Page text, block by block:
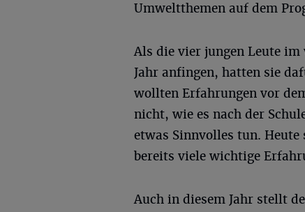
Umweltthemen auf dem
Als die vier jungen Leute
Jahr anfingen, hatten sie
wollten Erfahrungen vor
nicht, wie es nach der
etwas Sinnvolles tun. Heute
bereits viele wichtige
Auch in diesem Jahr stellt